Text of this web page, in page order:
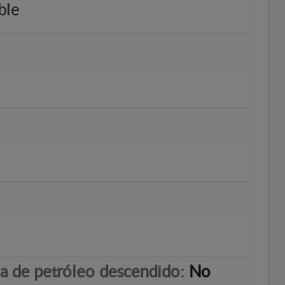
de petróleo descendido: No